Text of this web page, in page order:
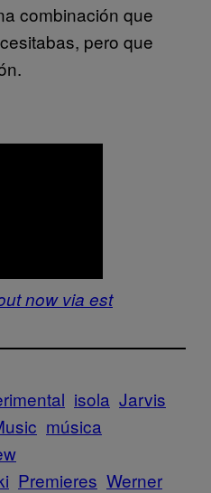
combinación que
pero que
now via est
isola Jarvis
música
Premieres Werner